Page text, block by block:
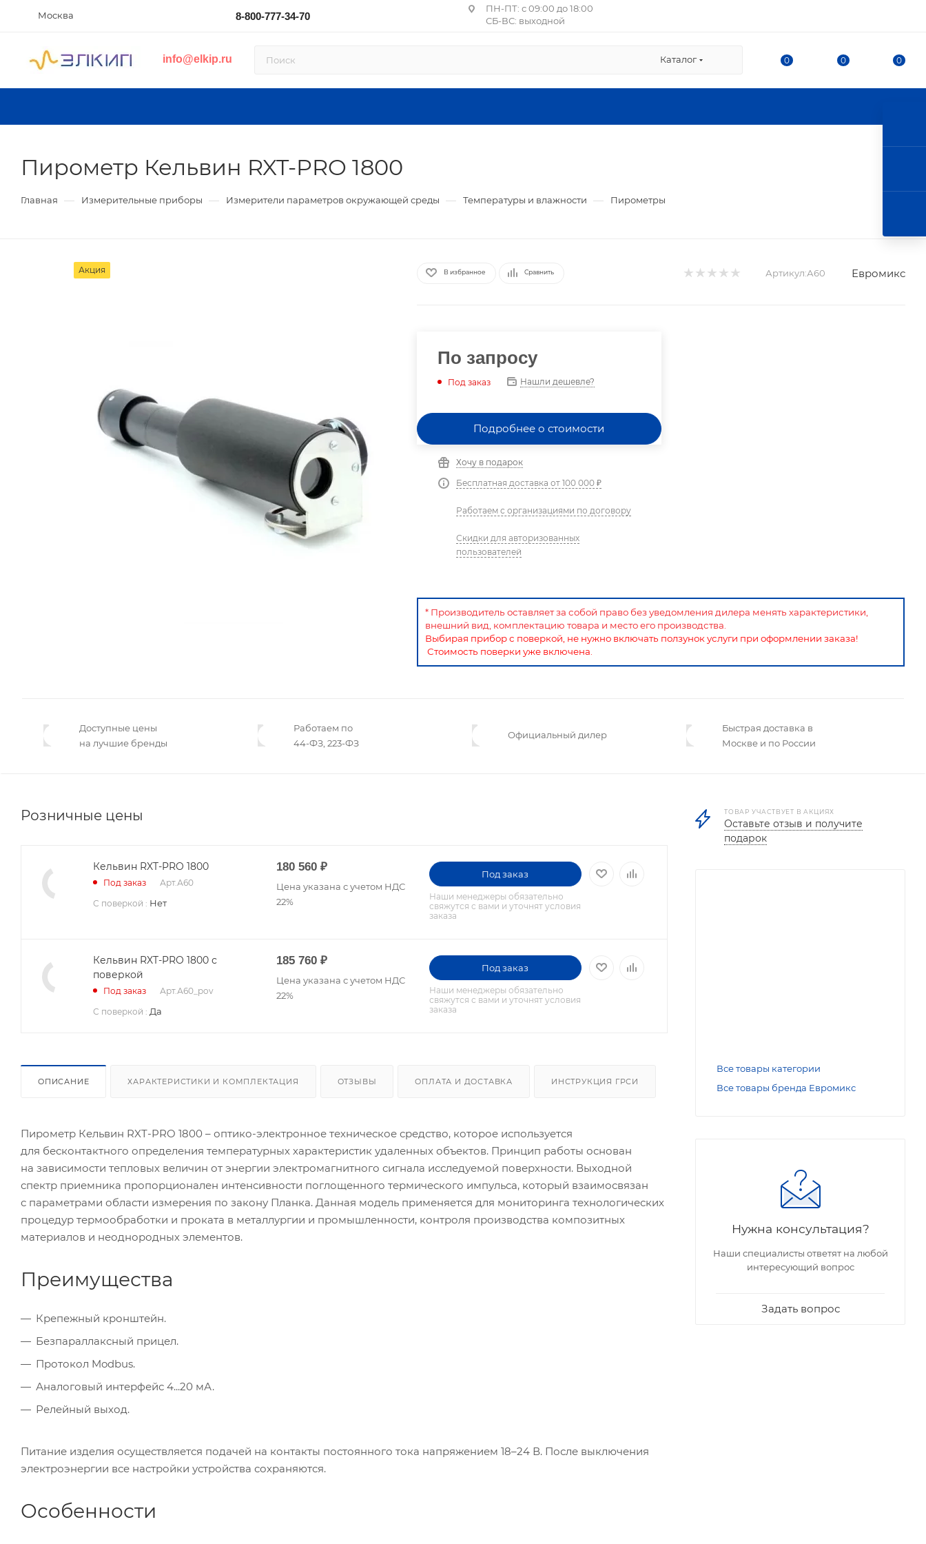
Москва 8-800-777-34-70
ПН-ПТ: с 09:00 до 18:00
СБ-ВС: выходной
ст. м. Китай-город, Лубянка
info@elkip.ru Каталог 0 0 0
Пирометр Кельвин RXT-PRO 1800
Главная — Измерительные приборы — Измерители параметров окружающей среды — Температуры и влажности — Пирометры
Акция В избранное Сравнить Артикул:А60 Евромикс
По запросу
Под заказ Нашли дешевле?
Подробнее о стоимости
Хочу в подарок
Бесплатная доставка от 100 000 ₽
Работаем с организациями по договору
Скидки для авторизованных
пользователей
* Производитель оставляет за собой право без уведомления дилера менять характеристики,
внешний вид, комплектацию товара и место его производства.
Выбирая прибор с поверкой, не нужно включать ползунок услуги при оформлении заказа!
Стоимость поверки уже включена.
Доступные цены
на лучшие бренды
Работаем по
44-ФЗ, 223-ФЗ
Официальный дилер
Быстрая доставка в
Москве и по России
Розничные цены
Кельвин RXT-PRO 1800
Под заказ Арт. А60
С поверкой : Нет
180 560₽
Цена указана с учетом НДС
22%
Под заказ
Наши менеджеры обязательно
свяжутся с вами и уточнят условия
заказа
Кельвин RXT-PRO 1800 с
поверкой
Под заказ Арт. А60_pov
С поверкой : Да
185 760₽
Цена указана с учетом НДС
22%
Под заказ
Наши менеджеры обязательно
свяжутся с вами и уточнят условия
заказа
ОПИСАНИЕ ХАРАКТЕРИСТИКИ И КОМПЛЕКТАЦИЯ ОТЗЫВЫ ОПЛАТА И ДОСТАВКА ИНСТРУКЦИЯ ГРСИ
Пирометр Кельвин RXT-PRO 1800 – оптико-электронное техническое средство, которое используется
для бесконтактного определения температурных характеристик удаленных объектов. Принцип работы основан
на зависимости тепловых величин от энергии электромагнитного сигнала исследуемой поверхности. Выходной
спектр приемника пропорционален интенсивности поглощенного термического импульса, который взаимосвязан
с параметрами области измерения по закону Планка. Данная модель применяется для мониторинга технологических
процедур термообработки и проката в металлургии и промышленности, контроля производства композитных
материалов и неоднородных элементов.
Преимущества
Крепежный кронштейн.
Безпараллаксный прицел.
Протокол Modbus.
Аналоговый интерфейс 4...20 мА.
Релейный выход.
Питание изделия осуществляется подачей на контакты постоянного тока напряжением 18–24 В. После выключения
электроэнергии все настройки устройства сохраняются.
Особенности
ТОВАР УЧАСТВУЕТ В АКЦИЯХ
Оставьте отзыв и получите
подарок
Все товары категории
Все товары бренда Евромикс
Нужна консультация?
Наши специалисты ответят на любой
интересующий вопрос
Задать вопрос